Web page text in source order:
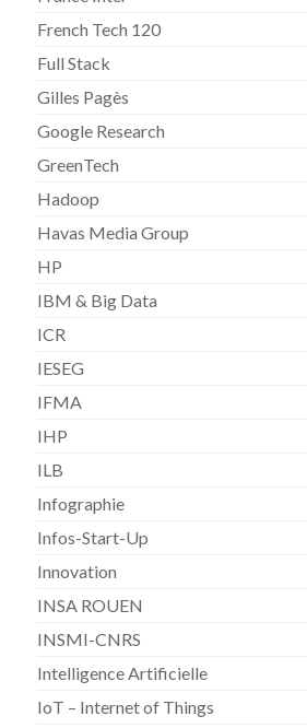
French Tech 120
Full Stack
Gilles Pagès
Google Research
GreenTech
Hadoop
Havas Media Group
HP
IBM & Big Data
ICR
IESEG
IFMA
IHP
ILB
Infographie
Infos-Start-Up
Innovation
INSA ROUEN
INSMI-CNRS
Intelligence Artificielle
IoT – Internet of Things